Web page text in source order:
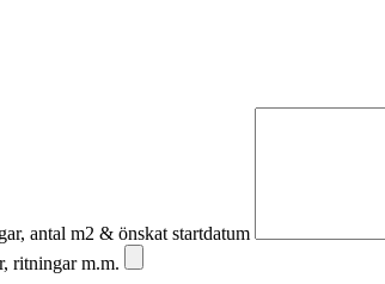
antal m2 & önskat startdatum
ritningar m.m.